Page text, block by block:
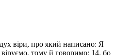
віри, про який написано: Я
тому й говоримо; 14. бо